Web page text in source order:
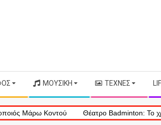
ΜΟΥΣΙΚΉ ΤΈΧΝΕΣ
Κοντού Θέατρο Badminton: Το χρονικό